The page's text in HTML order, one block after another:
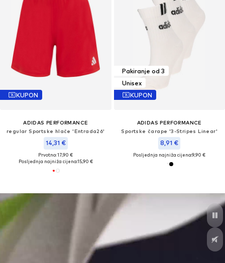
KUPON
ADIDAS PERFORMANCE
regular Sportske hlače 'Entrada26'
14,31 €
Prvotno: 17,90 €
Posljednja najniža cijena:15,90 €
Pakiranje od 3
Unisex
KUPON
ADIDAS PERFORMANCE
Sportske čarape '3-Stripes Linear'
8,91 €
Posljednja najniža cijena:9,90 €